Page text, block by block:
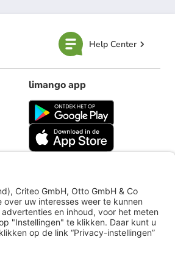
Help Center
limango app
limango.de limango.pl